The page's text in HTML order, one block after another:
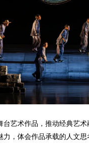
台艺术作品，推动经典艺
力，体会作品承载的人文